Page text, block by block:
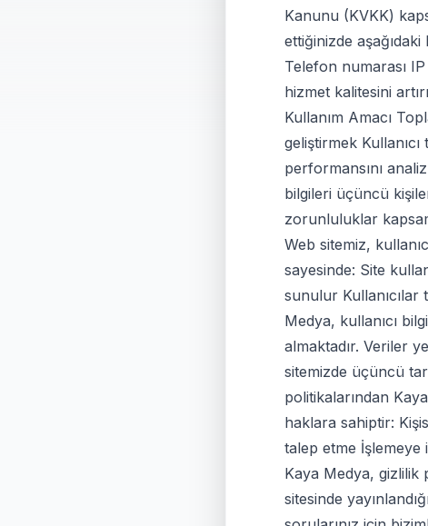
Kanunu (KVKK)
ettiğinizde
Telefon numarası
hizmet kalitesini
Kullanım Amacı
geliştirmek
performansını
bilgileri üçüncü
zorunluluklar
Web sitemiz,
sayesinde: Site
sunulur Kullanıcılar
Medya, kullanıcı
almaktadır. Veriler
sitemizde üçüncü
politikalarından
haklara sahiptir:
talep etme İşlemeye
Kaya Medya, gizlilik
sitesinde